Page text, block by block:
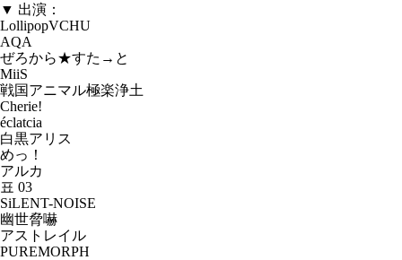
▼ 出演：
LollipopVCHU
AQA
ぜろから★すた→と
MiiS
戦国アニマル極楽浄土
Cherie!
éclatcia
白黒アリス
めっ！
アルカ
표 03
SiLENT-NOISE
幽世脅嚇
アストレイル
PUREMORPH